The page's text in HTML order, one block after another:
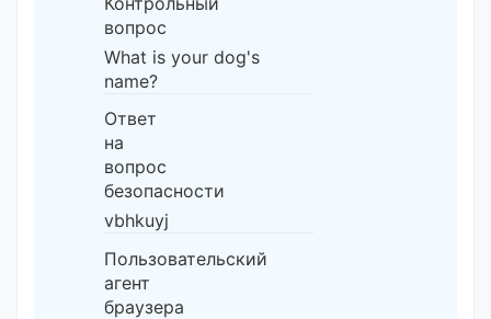
вопрос
What is your dog's
name?
Ответ
на
вопрос
безопасности
vbhkuyj
Пользовательский
агент
браузера